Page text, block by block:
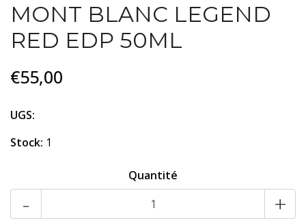
MONT BLANC LEGEND
RED EDP 50ML
€55,00
UGS:
Stock: 1
Quantité
- +